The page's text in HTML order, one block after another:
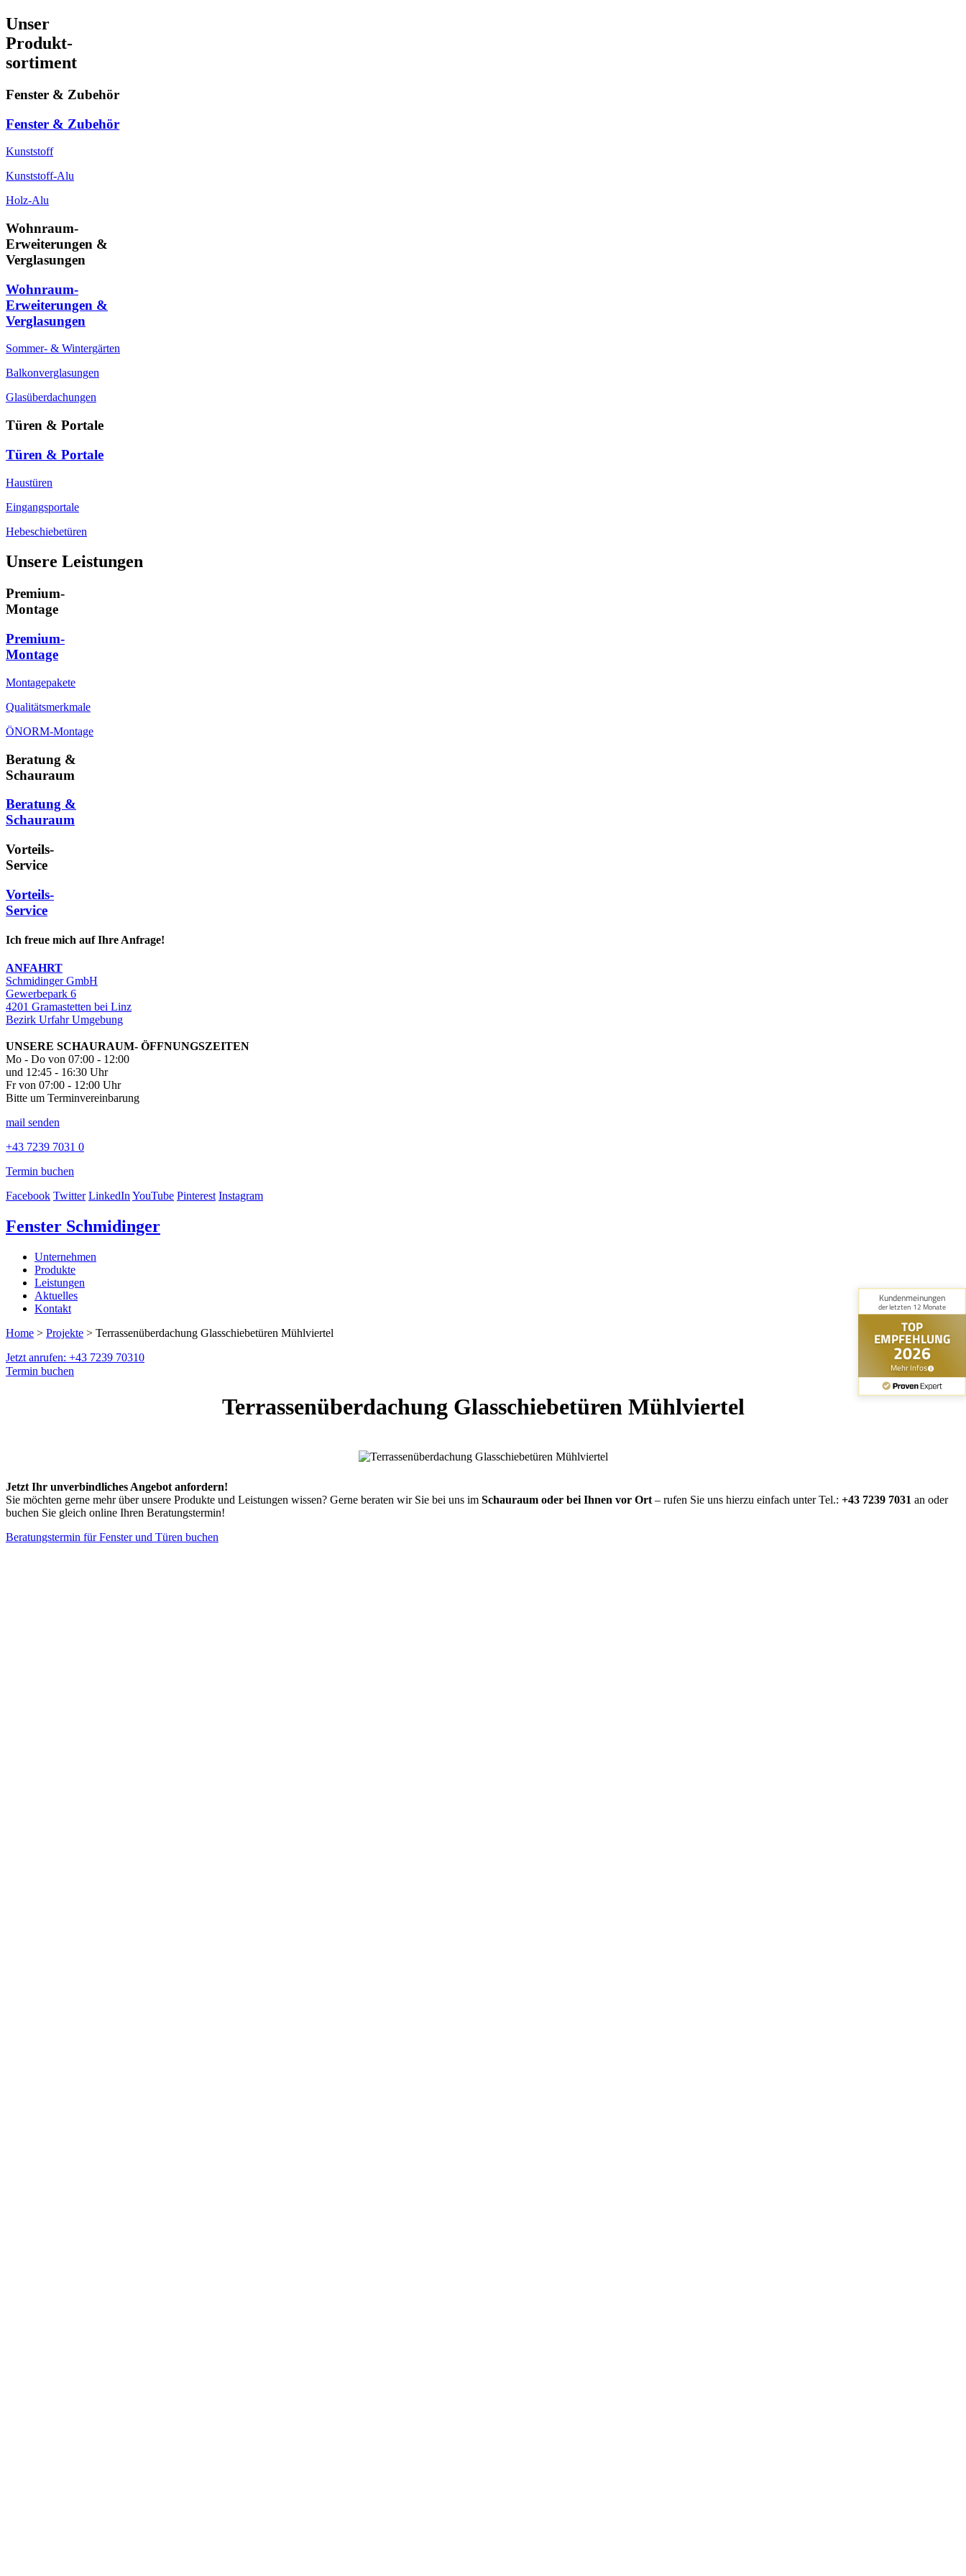
Unser
Produkt-
sortiment
Fenster & Zubehör
Fenster & Zubehör
Kunststoff
Kunststoff-Alu
Holz-Alu
Wohnraum-
Erweiterungen &
Verglasungen
Wohnraum-
Erweiterungen &
Verglasungen
Sommer- & Wintergärten
Balkonverglasungen
Glasüberdachungen
Türen & Portale
Türen & Portale
Haustüren
Eingangsportale
Hebeschiebetüren
Unsere Leistungen
Premium-
Montage
Premium-
Montage
Montagepakete
Qualitätsmerkmale
ÖNORM-Montage
Beratung &
Schauraum
Beratung &
Schauraum
Vorteils-
Service
Vorteils-
Service
Ich freue mich auf Ihre Anfrage!
ANFAHRT
Schmidinger GmbH
Gewerbepark 6
4201 Gramastetten bei Linz
Bezirk Urfahr Umgebung
UNSERE SCHAURAUM- ÖFFNUNGSZEITEN
Mo - Do von 07:00 - 12:00
und 12:45 - 16:30 Uhr
Fr von 07:00 - 12:00 Uhr
Bitte um Terminvereinbarung
mail senden
+43 7239 7031 0
Termin buchen
Facebook Twitter LinkedInYouTube Pinterest Instagram
Fenster Schmidinger
Unternehmen
Produkte
Leistungen
Aktuelles
Kontakt
Home > Projekte > Terrassenüberdachung Glasschiebetüren Mühlviertel
Jetzt anrufen: +43 7239 70310
Termin buchen
Terrassenüberdachung Glasschiebetüren Mühlviertel
Jetzt Ihr unverbindliches Angebot anfordern!
Sie möchten gerne mehr über unsere Produkte und Leistungen wissen? Gerne beraten wir Sie bei uns im Schauraum oder bei Ihnen vor Ort – rufen Sie uns hierzu einfach unter Tel.: +43 7239 7031 an oder
buchen Sie gleich online Ihren Beratungstermin!
Beratungstermin für Fenster und Türen buchen